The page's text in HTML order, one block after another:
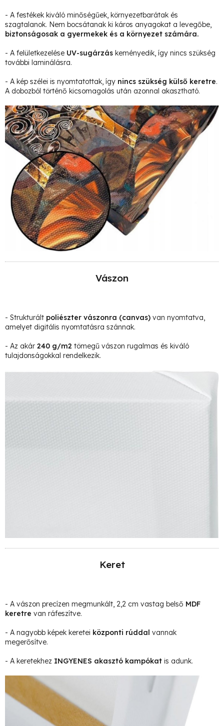
- A festékek kiváló minőségűek, környezetbarátak és
szagtalanok. Nem bocsátanak ki káros anyagokat a levegőbe,
biztonságosak a gyermekek és a környezet számára.
- A felületkezelése UV-sugárzás keményedik, így nincs szükség
további laminálásra.
- A kép szélei is nyomtatottak, így nincs szükség külső keretre.
A dobozból történő kicsomagolás után azonnal akasztható.
Vászon
- Strukturált poliészter vászonra (canvas) van nyomtatva,
amelyet digitális nyomtatásra szánnak.
- Az akár 240 g/m2 tömegű vászon rugalmas és kiváló
tulajdonságokkal rendelkezik.
Keret
- A vászon precízen megmunkált, 2,2 cm vastag belső MDF
keretre van ráfeszítve.
- A nagyobb képek keretei központi rúddal vannak
megerősítve.
- A keretekhez INGYENES akasztó kampókat is adunk.